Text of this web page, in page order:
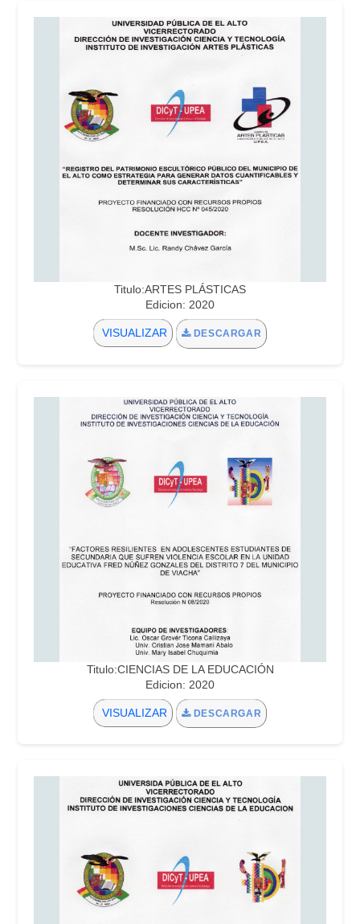
Titulo:ARTES PLÁSTICAS
Edicion: 2020
VISUALIZAR DESCARGAR
Titulo:CIENCIAS DE LA EDUCACIÓN
Edicion: 2020
VISUALIZAR DESCARGAR